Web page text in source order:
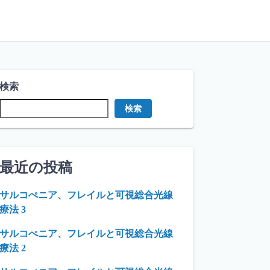
検索
検索
最近の投稿
サルコぺニア、フレイルと可視総合光線
療法 3
サルコぺニア、フレイルと可視総合光線
療法 2